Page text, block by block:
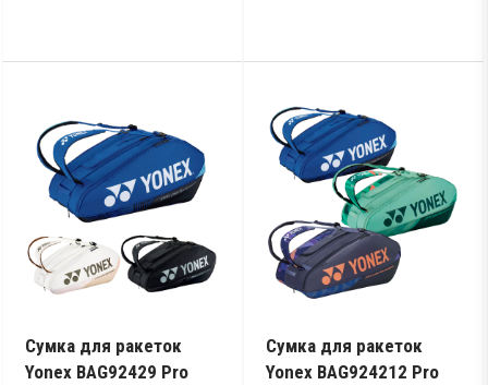
Сумка для ракеток
Yonex BAG92429 Pro
Сумка для ракеток
Yonex BAG924212 Pro